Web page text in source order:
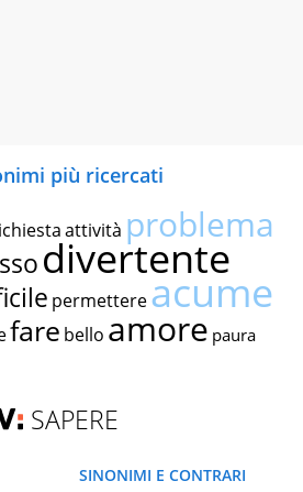
più ricercati
attività problema
divertente
permettereacume
fare bello amore paura
SAPERE
SINONIMI E CONTRARI